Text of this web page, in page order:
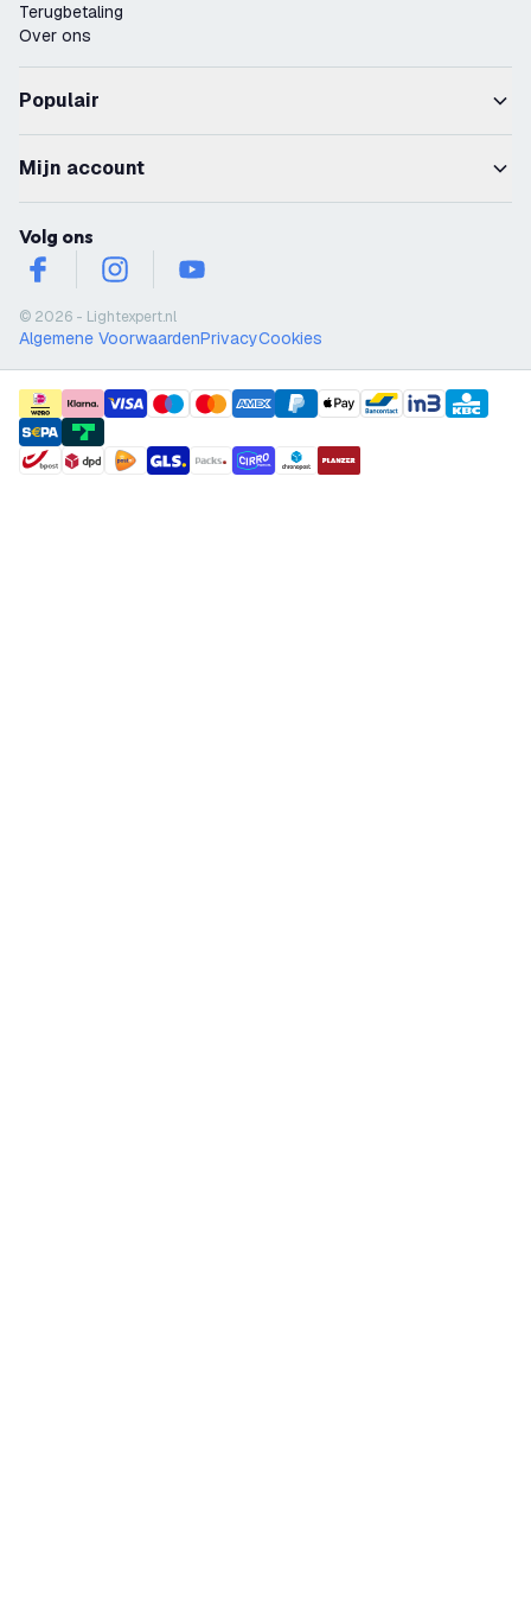
Terugbetaling
Over ons
Populair
Mijn account
Volg ons
facebookinstagramyoutube
© 2026 - Lightexpert.nl
Algemene VoorwaardenPrivacyCookies
payment methods
shipment methods